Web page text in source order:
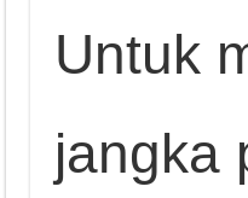
Untuk
jangka